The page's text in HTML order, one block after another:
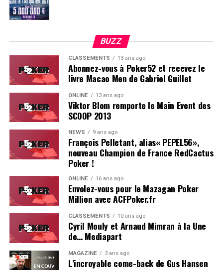
Soleau à gauche, sorti par Logghe au centre
BUZZ
CLASSEMENTS 13 ans ago
Abonnez-vous à Poker52 et recevez le
livre Macao Men de Gabriel Guillet
ONLINE 13 ans ago
Viktor Blom remporte le Main Event des
SCOOP 2013
NEWS 9 ans ago
François Pelletant, alias« PEPEL56»,
nouveau Champion de France RedCactus
Poker !
ONLINE 16 ans ago
Envolez-vous pour le Mazagan Poker
Million avec ACFPoker.fr
CLASSEMENTS 10 ans ago
Cyril Mouly et Arnaud Mimran à la Une
de… Mediapart
MAGAZINE 3 ans ago
L’incroyable come-back de Gus Hansen